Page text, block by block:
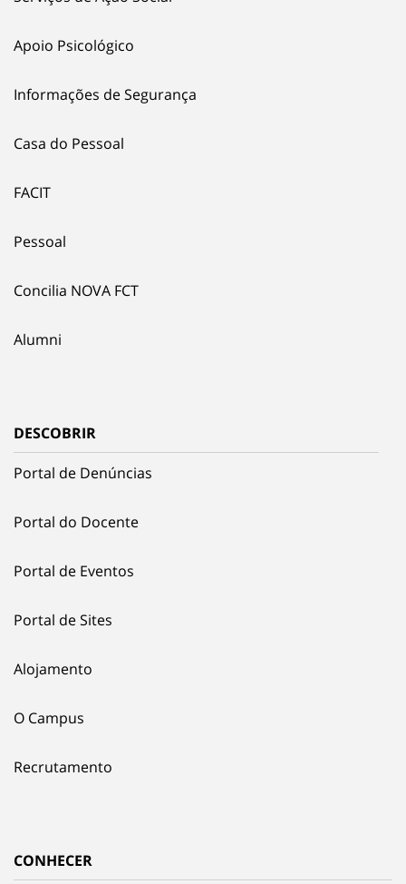
Apoio Psicológico
Informações de Segurança
Casa do Pessoal
FACIT
Pessoal
Concilia NOVA FCT
Alumni
DESCOBRIR
Portal de Denúncias
Portal do Docente
Portal de Eventos
Portal de Sites
Alojamento
O Campus
Recrutamento
CONHECER